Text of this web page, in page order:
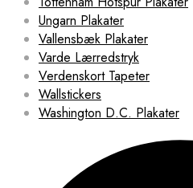
Ungarn Plakater
Vallensbæk Plakater
Varde Lærredstryk
Verdenskort Tapeter
Wallstickers
Washington D.C. Plakater